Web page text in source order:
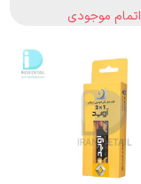
اتمام موجودی